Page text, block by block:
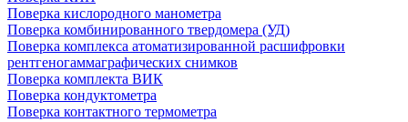
Поверка кислородного манометра
Поверка комбинированного твердомера (УД)
Поверка комплекса атоматизированной расшифровки
рентгеногаммаграфических снимков
Поверка комплекта ВИК
Поверка кондуктометра
Поверка контактного термометра